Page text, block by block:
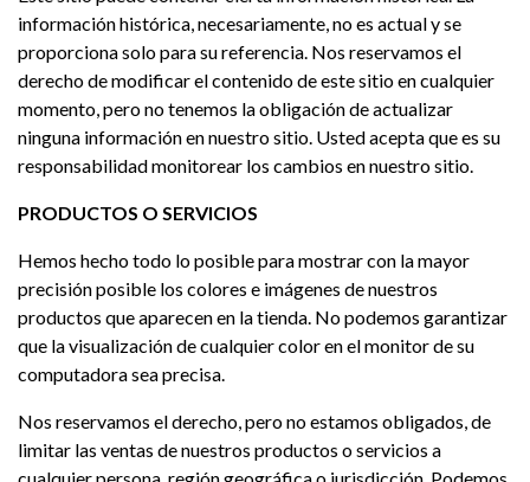
información histórica, necesariamente, no es actual y se
proporciona solo para su referencia. Nos reservamos el
derecho de modificar el contenido de este sitio en cualquier
momento, pero no tenemos la obligación de actualizar
ninguna información en nuestro sitio. Usted acepta que es su
responsabilidad monitorear los cambios en nuestro sitio.
PRODUCTOS O SERVICIOS
Hemos hecho todo lo posible para mostrar con la mayor
precisión posible los colores e imágenes de nuestros
productos que aparecen en la tienda. No podemos garantizar
que la visualización de cualquier color en el monitor de su
computadora sea precisa.
Nos reservamos el derecho, pero no estamos obligados, de
limitar las ventas de nuestros productos o servicios a